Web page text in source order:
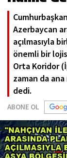
Azerbaycan
açılmasıyla
önemli bir
Orta Koridor
zaman da
dedi.
ABONE OL